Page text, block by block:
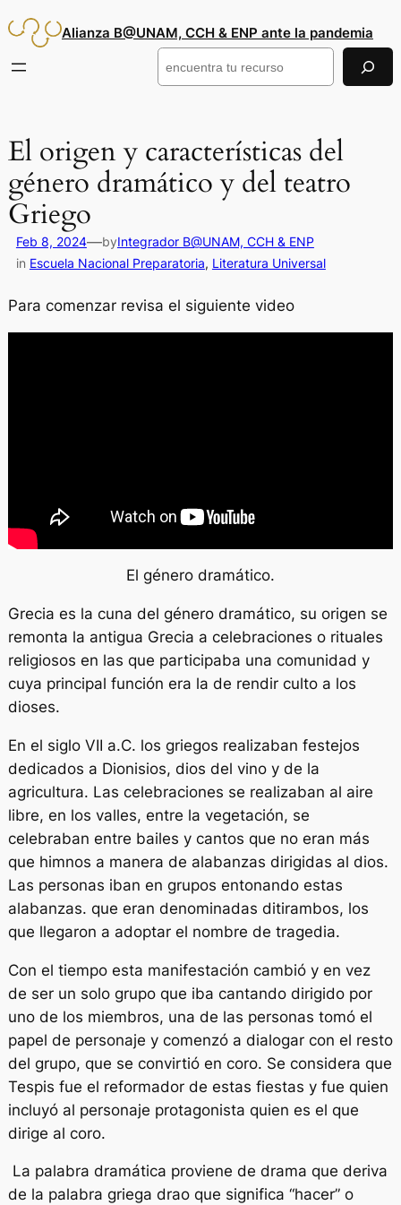
al
Alianza B@UNAM, CCH & ENP ante la pandemia
Buscar
El origen y características del
género dramático y del teatro
Griego
Feb 8, 2024—byIntegrador B@UNAM, CCH & ENP
in Escuela Nacional Preparatoria, Literatura Universal
Para comenzar revisa el siguiente video
El género dramático.
Grecia es la cuna del género dramático, su origen se
remonta la antigua Grecia a celebraciones o rituales
religiosos en las que participaba una comunidad y
cuya principal función era la de rendir culto a los
dioses.
En el siglo VII a.C. los griegos realizaban festejos
dedicados a Dionisios, dios del vino y de la
agricultura. Las celebraciones se realizaban al aire
libre, en los valles, entre la vegetación, se
celebraban entre bailes y cantos que no eran más
que himnos a manera de alabanzas dirigidas al dios.
Las personas iban en grupos entonando estas
alabanzas. que eran denominadas ditirambos, los
que llegaron a adoptar el nombre de tragedia.
Con el tiempo esta manifestación cambió y en vez
de ser un solo grupo que iba cantando dirigido por
uno de los miembros, una de las personas tomó el
papel de personaje y comenzó a dialogar con el resto
del grupo, que se convirtió en coro. Se considera que
Tespis fue el reformador de estas fiestas y fue quien
incluyó al personaje protagonista quien es el que
dirige al coro.
La palabra dramática proviene de drama que deriva
de la palabra griega draoque significa “hacer” o